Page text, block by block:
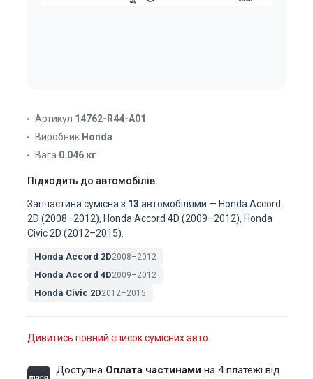
Артикул 14762-R44-A01
Виробник Honda
Вага 0.046 кг
Підходить до автомобілів:
Запчастина сумісна з 13 автомобілями — Honda Accord
2D (2008–2012), Honda Accord 4D (2009–2012), Honda
Civic 2D (2012–2015).
Honda Accord 2D2008–2012
Honda Accord 4D2009–2012
Honda Civic 2D2012–2015
Дивитись повний список сумісних авто
Доступна Оплата частинами на 4 платежі від